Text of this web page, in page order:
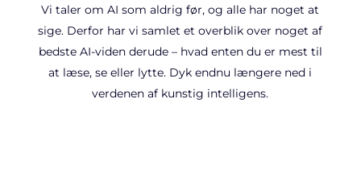
Vi taler om AI som aldrig før, og alle har noget at
sige. Derfor har vi samlet et overblik over noget af
bedste AI-viden derude – hvad enten du er mest til
at læse, se eller lytte. Dyk endnu længere ned i
verdenen af kunstig intelligens.